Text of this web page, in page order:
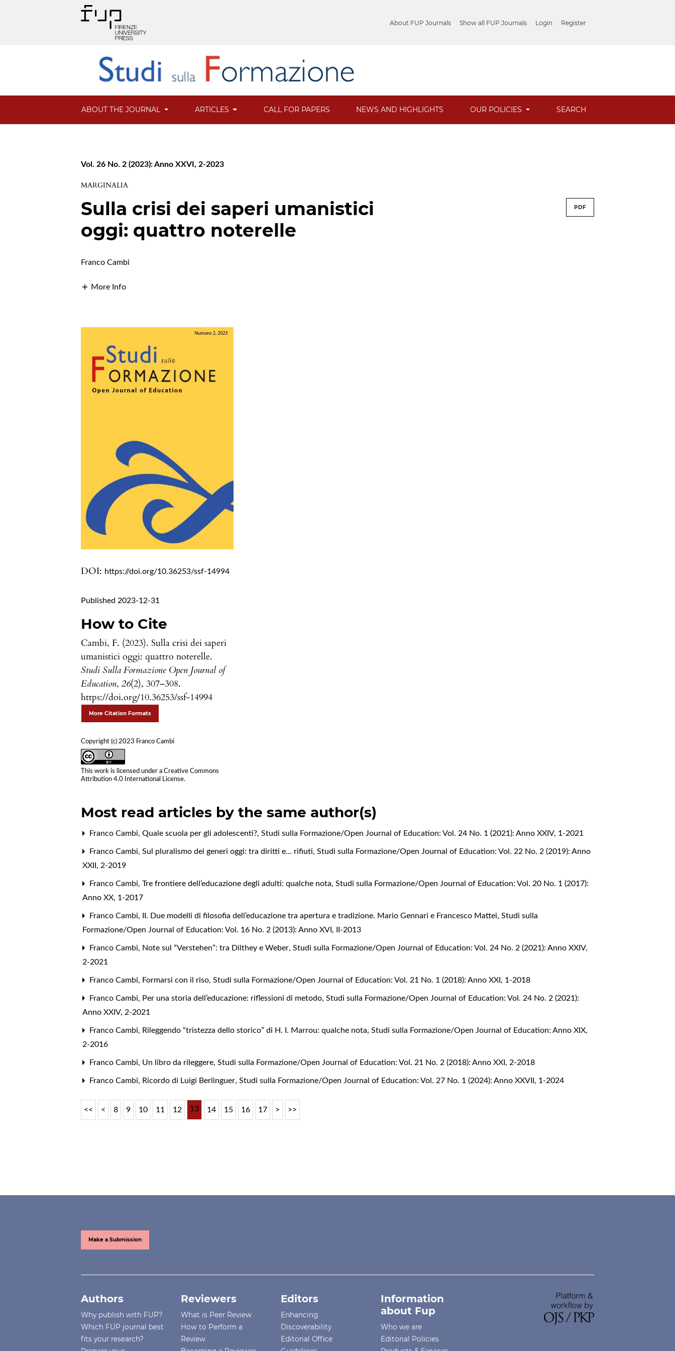
About FUP Journals Show all FUP Journals Login Register
ABOUT THE JOURNAL ARTICLES CALL FOR PAPERS NEWS AND HIGHLIGHTS OUR POLICIES SEARCH
Vol. 26 No. 2 (2023): Anno XXVI, 2-2023
MARGINALIA
Sulla crisi dei saperi umanistici
oggi: quattro noterelle
PDF
Franco Cambi
More Info
DOI: https://doi.org/10.36253/ssf-14994
Published 2023-12-31
How to Cite
Cambi, F. (2023). Sulla crisi dei saperi
umanistici oggi: quattro noterelle.
Studi Sulla Formazione Open Journal of
Education,26(2), 307–308.
https://doi.org/10.36253/ssf-14994
More Citation Formats
Copyright (c) 2023 Franco Cambi
This work is licensed under aCreative Commons
Attribution 4.0 International License.
Most read articles by the same author(s)
Franco Cambi,Quale scuola per gli adolescenti?,Studi sulla Formazione/Open Journal of Education: Vol. 24 No. 1 (2021): Anno XXIV, 1-2021
Franco Cambi,Sul pluralismo dei generi oggi: tra diritti e... rifiuti,Studi sulla Formazione/Open Journal of Education: Vol. 22 No. 2 (2019): Anno
XXII, 2-2019
Franco Cambi,Tre frontiere dell’educazione degli adulti: qualche nota,Studi sulla Formazione/Open Journal of Education: Vol. 20 No. 1 (2017):
Anno XX, 1-2017
Franco Cambi, II. Due modelli di filosofia dell’educazione tra apertura e tradizione. Mario Gennari e Francesco Mattei,Studi sulla
Formazione/Open Journal of Education: Vol. 16 No. 2 (2013): Anno XVI, II-2013
Franco Cambi, Note sul “Verstehen”: tra Dilthey e Weber,Studi sulla Formazione/Open Journal of Education: Vol. 24 No. 2 (2021): Anno XXIV,
2-2021
Franco Cambi, Formarsi con il riso,Studi sulla Formazione/Open Journal of Education: Vol. 21 No. 1 (2018): Anno XXI, 1-2018
Franco Cambi, Per una storia dell’educazione: riflessioni di metodo,Studi sulla Formazione/Open Journal of Education: Vol. 24 No. 2 (2021):
Anno XXIV, 2-2021
Franco Cambi, Rileggendo “tristezza dello storico” di H. I. Marrou: qualche nota,Studi sulla Formazione/Open Journal of Education: Anno XIX,
2-2016
Franco Cambi, Un libro da rileggere,Studi sulla Formazione/Open Journal of Education: Vol. 21 No. 2 (2018): Anno XXI, 2-2018
Franco Cambi, Ricordo di Luigi Berlinguer,Studi sulla Formazione/Open Journal of Education: Vol. 27 No. 1 (2024): Anno XXVII, 1-2024
<< < 8 9 10 11 12 13 14 15 16 17 > >>
Make a Submission
Authors
Why publish with FUP?
Which FUP journal best
fits your research?
Reviewers
What is Peer Review
How to Perform a
Review
Editors
Enhancing
Discoverability
Editorial Office
Information
about Fup
Who we are
Editorial Policies